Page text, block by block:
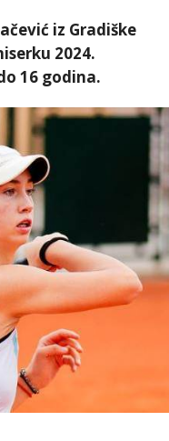
iz Gradiške
2024.
16 godina.